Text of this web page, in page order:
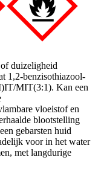
duizeligheid
1,2-benzisothiazool-
MIT(3:1). Kan een
vloeistof en
blootstelling
gebarsten huid
voor in het water
met langdurige